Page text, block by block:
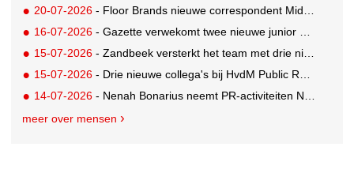
20-07-2026 - Floor Brands nieuwe correspondent Midden-Oosten voor RTL Nieuws
16-07-2026 - Gazette verwekomt twee nieuwe junior pr-adviseurs
15-07-2026 - Zandbeek versterkt het team met drie nieuwe specialisten
15-07-2026 - Drie nieuwe collega's bij HvdM Public Relations
14-07-2026 - Nenah Bonarius neemt PR-activiteiten NIO & firefly over van Mark Heiligers
meer over mensen